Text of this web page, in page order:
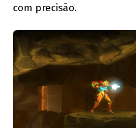
com precisão.